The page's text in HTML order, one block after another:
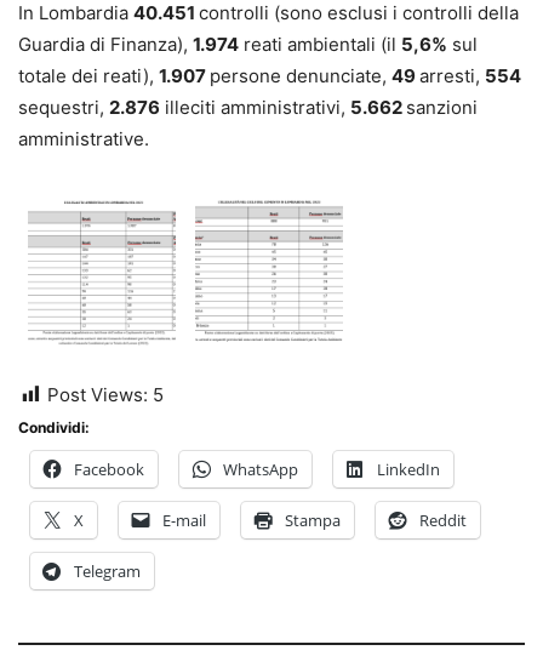
In Lombardia 40.451 controlli (sono esclusi i controlli della
Guardia di Finanza), 1.974 reati ambientali (il 5,6% sul
totale dei reati), 1.907 persone denunciate, 49arresti, 554
sequestri, 2.876 illeciti amministrativi, 5.662 sanzioni
amministrative.
Post Views: 5
Condividi:
Facebook WhatsApp LinkedIn
X E-mail Stampa Reddit
Telegram